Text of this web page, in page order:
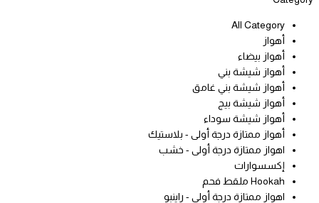
All Category
أهواز
أهواز بيضاء
أهواز شيشة بني
أهواز شيشة بني غامق
أهواز شيشة بيج
أهواز شيشة سوداء
أهواز ممتازة درجة أولى - بلاستيك
اهواز ممتازة درجة أولى - خشب
إكسسوارات
Hookah ملقط فحم
اهواز ممتازة درجة أولى - راينبو